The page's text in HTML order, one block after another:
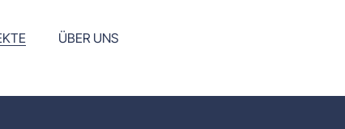
ÜBER UNS